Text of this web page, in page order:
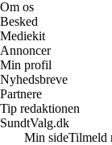
Om os
Besked
Mediekit
Annoncer
Min profil
Nyhedsbreve
Partnere
Tip redaktionen
SundtValg.dk
Min sideTilmeld